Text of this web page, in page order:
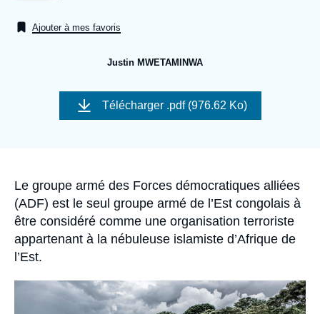
publication
Ajouter à mes favoris
Justin MWETAMINWA
Image
couverture
Télécharger .pdf (976.62 Ko)
Accroche
Le groupe armé des Forces démocratiques alliées
(ADF) est le seul groupe armé de l’Est congolais à
être considéré comme une organisation terroriste
appartenant à la nébuleuse islamiste d’Afrique de
l’Est.
Image